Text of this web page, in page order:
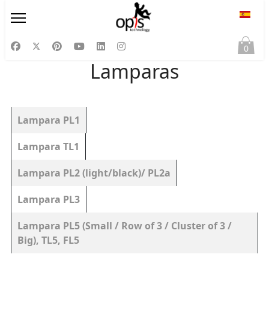
0
Lamparas
Artículos
Título
Lampara PL1
Lampara TL1
Lampara PL2 (light/black)/ PL2a
Lampara PL3
Lampara PL5 (Small / Row of 3 / Cluster of 3 /
Big), TL5, FL5